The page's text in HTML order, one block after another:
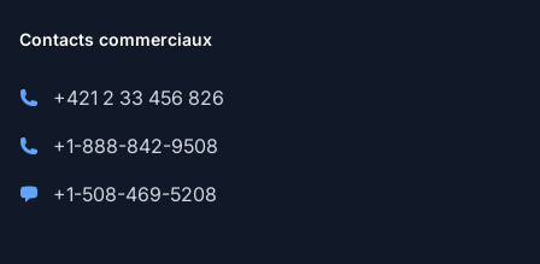
Contacts commerciaux
+421 2 33 456 826
+1-888-842-9508
+1-508-469-5208